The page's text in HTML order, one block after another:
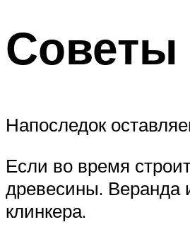
Советы
Напоследок
Если во время
древесины. Веранда
клинкера.